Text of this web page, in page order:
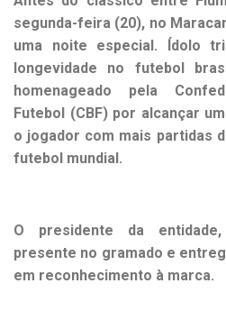
segunda-feira (20), no
uma noite especial. Ídolo
longevidade no futebol
homenageado pela
Futebol (CBF) por alcançar
o jogador com mais partidas
futebol mundial.
O presidente da
presente no gramado e
em reconhecimento à marca.